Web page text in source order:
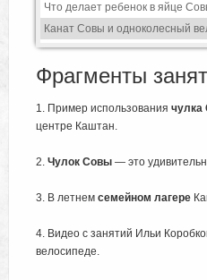
Что делает ребенок в яйце
Канат Совы и одноколесный
Фрагменты
1. Пример использования
центре Каштан.
2. Чулок Совы — это
3. В летнем семейном лагере
4. Видео с занятий Ильи
велосипеде.